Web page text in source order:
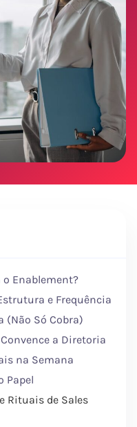
Enablement?
e Frequência
(Não Só Cobra)
a Diretoria
na Semana
Papel
Rituais de Sales